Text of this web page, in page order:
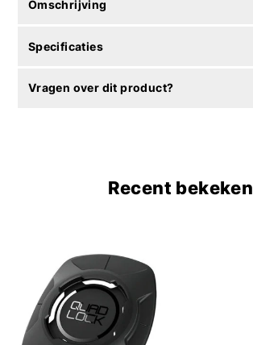
Omschrijving
Specificaties
Vragen over dit product?
Recent bekeken